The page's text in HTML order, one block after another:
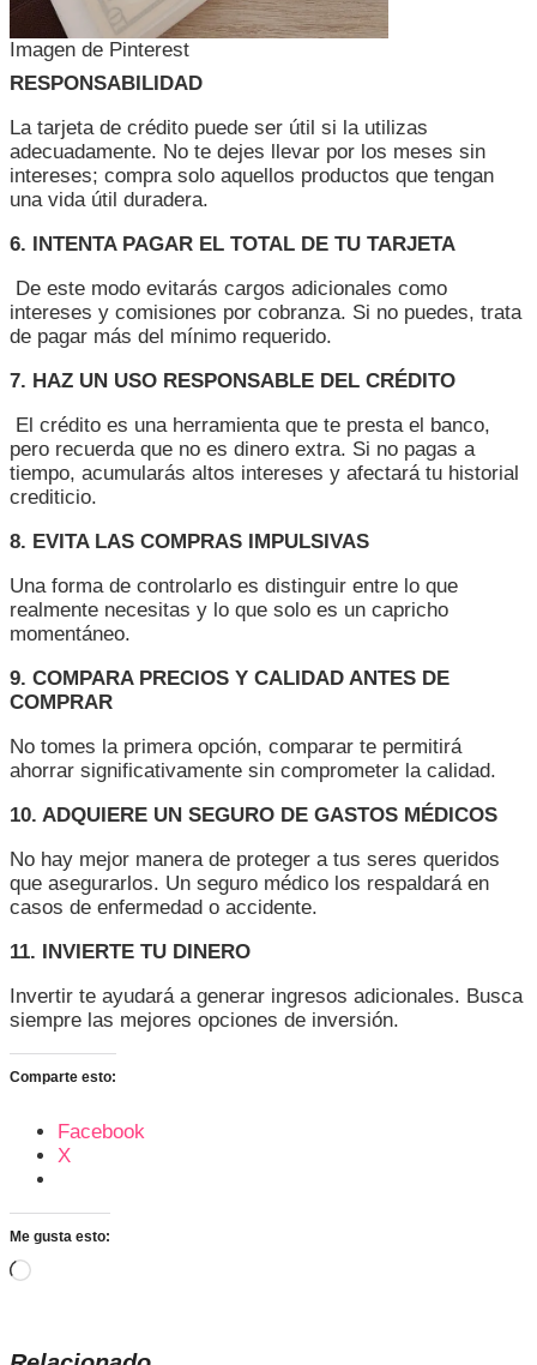
Imagen de Pinterest
RESPONSABILIDAD
La tarjeta de crédito puede ser útil si la utilizas
adecuadamente. No te dejes llevar por los meses sin
intereses; compra solo aquellos productos que tengan
una vida útil duradera.
6. INTENTA PAGAR EL TOTAL DE TU TARJETA
De este modo evitarás cargos adicionales como
intereses y comisiones por cobranza. Si no puedes, trata
de pagar más del mínimo requerido.
7. HAZ UN USO RESPONSABLE DEL CRÉDITO
El crédito es una herramienta que te presta el banco,
pero recuerda que no es dinero extra. Si no pagas a
tiempo, acumularás altos intereses y afectará tu historial
crediticio.
8. EVITA LAS COMPRAS IMPULSIVAS
Una forma de controlarlo es distinguir entre lo que
realmente necesitas y lo que solo es un capricho
momentáneo.
9. COMPARA PRECIOS Y CALIDAD ANTES DE
COMPRAR
No tomes la primera opción, comparar te permitirá
ahorrar significativamente sin comprometer la calidad.
10. ADQUIERE UN SEGURO DE GASTOS MÉDICOS
No hay mejor manera de proteger a tus seres queridos
que asegurarlos. Un seguro médico los respaldará en
casos de enfermedad o accidente.
11. INVIERTE TU DINERO
Invertir te ayudará a generar ingresos adicionales. Busca
siempre las mejores opciones de inversión.
Comparte esto:
Facebook
X
Me gusta esto:
Cargando...